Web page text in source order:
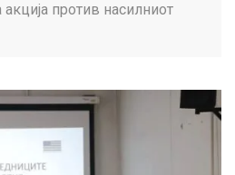
против насилниот